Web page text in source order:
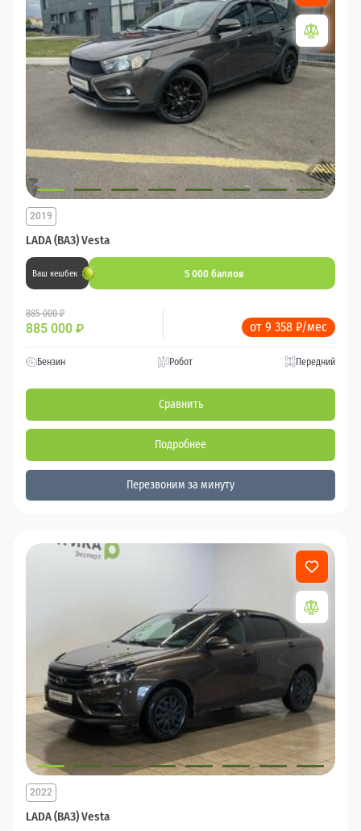
LADA (ВАЗ) Vesta
2019
Ваш кешбек 5 000 баллов
885 000 ₽
885 000 ₽ от 9 358 ₽/мес
Бензин Робот Передний
Сравнить
Подробнее
Перезвоним за минуту
LADA (ВАЗ) Vesta
2022